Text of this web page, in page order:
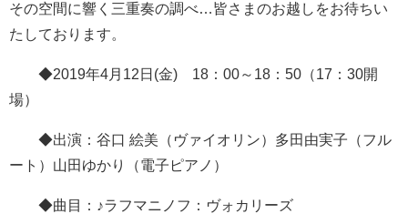
その空間に響く三重奏の調べ…皆さまのお越しをお待ちい
たしております。
◆2019年4月12日(金) 18：00～18：50（17：30開
場）
◆出演：谷口 絵美（ヴァイオリン）多田由実子（フル
ート）山田ゆかり（電子ピアノ）
◆曲目：♪ラフマニノフ：ヴォカリーズ